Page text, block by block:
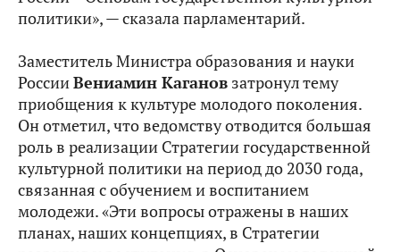
политики», — сказала парламентарий.
Заместитель Министра образования и науки
РоссииВениамин Каганов затронул тему
приобщения к культуре молодого поколения.
Он отметил, что ведомству отводится большая
роль в реализации Стратегии государственной
культурной политики на период до 2030 года,
связанная с обучением и воспитанием
молодежи. «Эти вопросы отражены в наших
планах, наших концепциях, в Стратегии